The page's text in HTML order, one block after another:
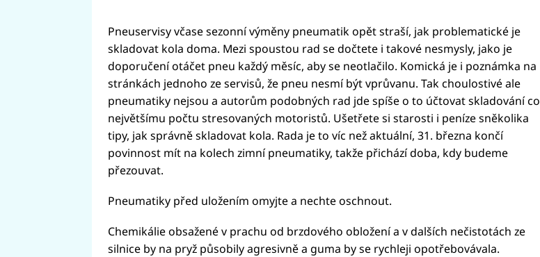
Pneuservisy včase sezonní výměny pneumatik opět straší, jak problematické je
skladovat kola doma. Mezi spoustou rad se dočtete i takové nesmysly, jako je
doporučení otáčet pneu každý měsíc, aby se neotlačilo. Komická je i poznámka na
stránkách jednoho ze servisů, že pneu nesmí být vprůvanu. Tak choulostivé ale
pneumatiky nejsou a autorům podobných rad jde spíše o to účtovat skladování co
největšímu počtu stresovaných motoristů. Ušetřete si starosti i peníze sněkolika
tipy, jak správně skladovat kola. Rada je to víc než aktuální, 31. března končí
povinnost mít na kolech zimní pneumatiky, takže přichází doba, kdy budeme
přezouvat.
Pneumatiky před uložením omyjte a nechte oschnout.
Chemikálie obsažené v prachu od brzdového obložení a v dalších nečistotách ze
silnice by na pryž působily agresivně a guma by se rychleji opotřebovávala.